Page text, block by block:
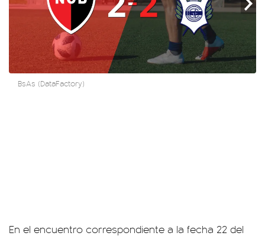
BsAs (DataFactory)
En el encuentro correspondiente a la fecha 22 del